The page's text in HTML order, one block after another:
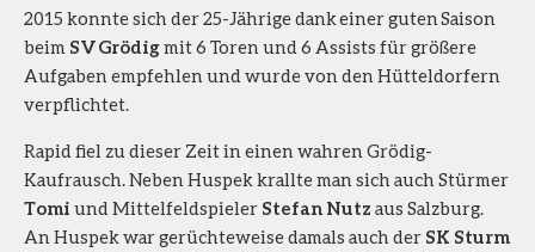
2015 konnte sich der 25-Jährige dank einer guten Saison
beim SV Grödigmit 6 Toren und 6 Assists für größere
Aufgaben empfehlen und wurde von den Hütteldorfern
verpflichtet.
Rapid fiel zu dieser Zeit in einen wahren Grödig-
Kaufrausch. Neben Huspek krallte man sich auch Stürmer
Tomi und Mittelfeldspieler Stefan Nutz aus Salzburg.
An Huspek war gerüchteweise damals auch der SK Sturm